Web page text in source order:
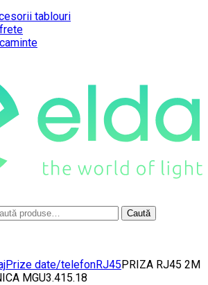
tablouri
Caută
Prize date/telefonRJ45PRIZA RJ45 2M
MGU3.415.18